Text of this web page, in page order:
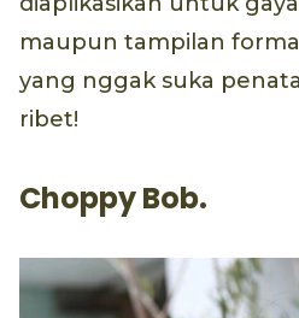
maupun tampilan
yang nggak suka
ribet!
Choppy Bob.